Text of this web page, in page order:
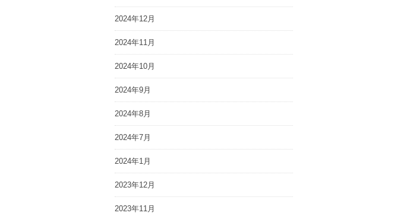
2024年12月
2024年11月
2024年10月
2024年9月
2024年8月
2024年7月
2024年1月
2023年12月
2023年11月